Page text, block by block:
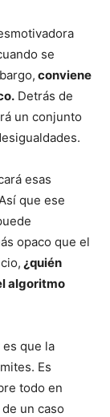
se
conviene
Detrás de
un conjunto
esas
que ese
opaco que el
¿quién
algoritmo
que la
Es
todo en
un caso